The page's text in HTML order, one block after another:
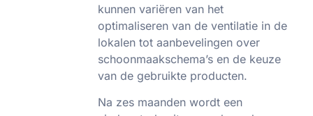
kunnen variëren van het
optimaliseren van de ventilatie in de
lokalen tot aanbevelingen over
schoonmaakschema’s en de keuze
van de gebruikte producten.
Na zes maanden wordt een